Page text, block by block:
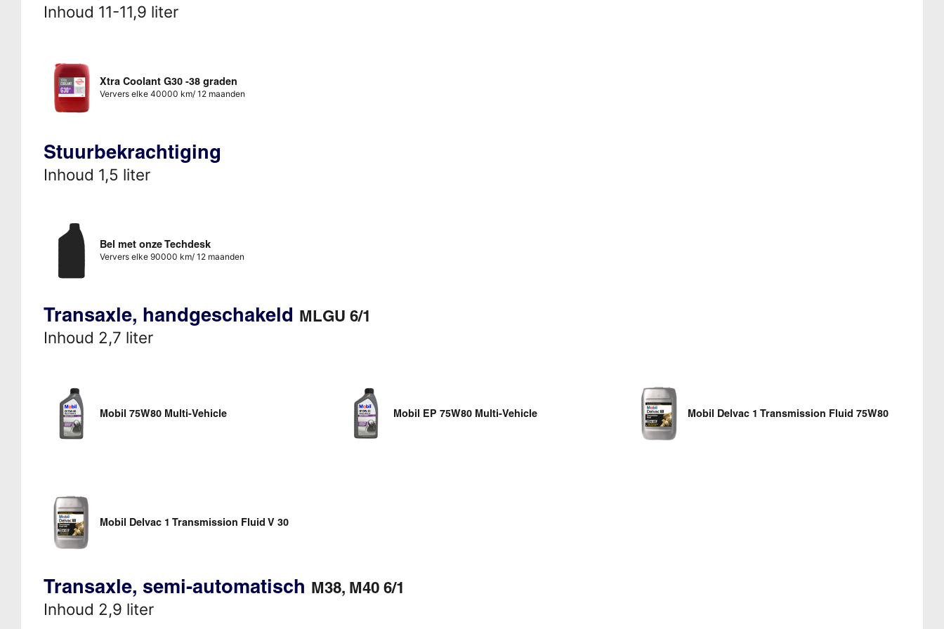
Inhoud 11-11,9 liter
Xtra Coolant G30 -38 graden
Ververs elke 40000 km/ 12 maanden
Stuurbekrachtiging
Inhoud 1,5 liter
Bel met onze Techdesk
Ververs elke 90000 km/ 12 maanden
Transaxle, handgeschakeld MLGU 6/1
Inhoud 2,7 liter
Mobil 75W80 Multi-Vehicle Mobil EP 75W80 Multi-Vehicle Mobil Delvac 1 Transmission Fluid 75W80
Mobil Delvac 1 Transmission Fluid V 30
Transaxle, semi-automatisch M38, M40 6/1
Inhoud 2,9 liter